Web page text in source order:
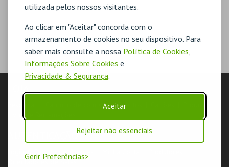
utilizada pelos nossos visitantes.
Ao clicar em "Aceitar" concorda com o
armazenamento de cookies no seu dispositivo. Para
saber mais consulte a nossa Política de Cookies,
Informações Sobre Cookies e
Privacidade & Segurança.
Aceitar
Rejeitar não essenciais
Gerir Preferências
LOJA
Pesquisar Carrinho de compras Eventos
Livro de Reclamações
AUTENTICAÇÃO
Login & Registo de Clientes
Orientadores de Salas